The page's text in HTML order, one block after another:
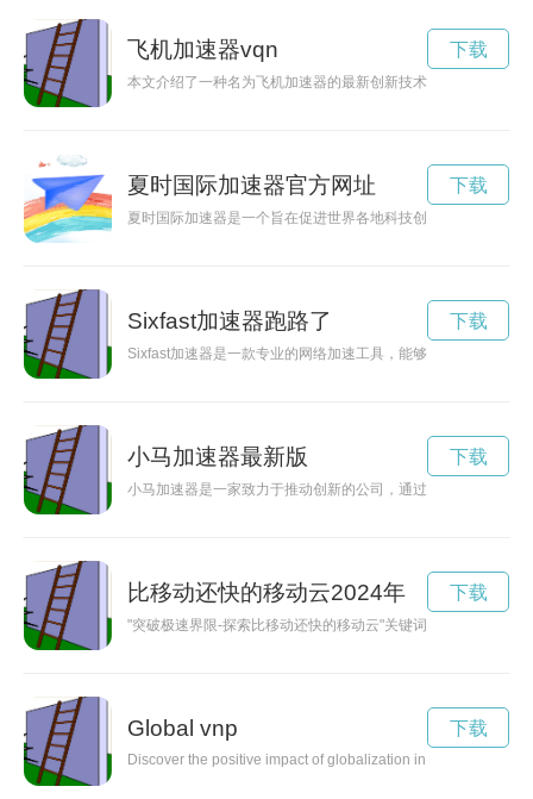
飞机加速器vqn
本文介绍了一种名为飞机加速器的最新创新技术，该技术能够
下载
夏时国际加速器官方网址
夏时国际加速器是一个旨在促进世界各地科技创新及合作的平
下载
Sixfast加速器跑路了
Sixfast加速器是一款专业的网络加速工具，能够帮助用户解决
下载
小马加速器最新版
小马加速器是一家致力于推动创新的公司，通过提供资源支持
下载
比移动还快的移动云2024年
"突破极速界限-探索比移动还快的移动云"关键词: 移动云、技
下载
Global vnp
Discover the positive impact of globalization in fostering
下载